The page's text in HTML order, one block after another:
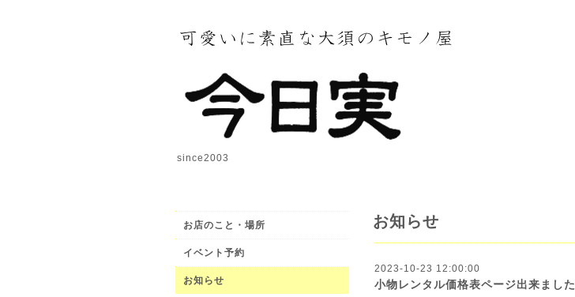
since2003
お知らせ
2023-10-23 12:00:00
小物レンタル価格表ページ出来ました
お店のこと・場所
イベント予約
お知らせ